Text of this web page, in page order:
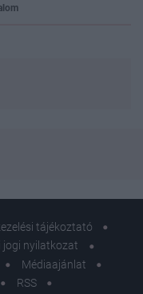
tájékoztató
jogi nyilatkozat
Médiaajánlat
RSS